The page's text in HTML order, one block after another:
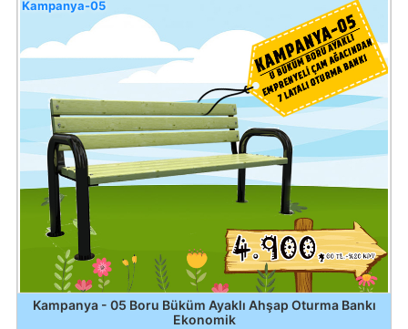
Kampanya - 05 Boru Büküm Ayaklı Ahşap Oturma Bankı
Ekonomik
Kampanya-05